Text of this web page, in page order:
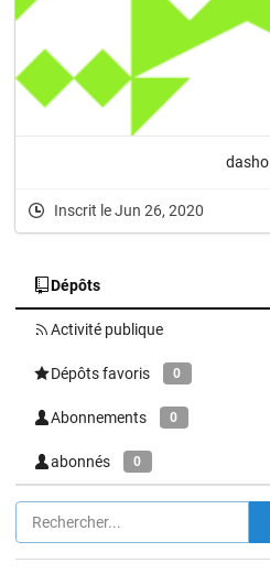
dasho
Inscrit le Jun 26, 2020
Dépôts
Activité publique
Dépôts favoris 0
Abonnements 0
abonnés 0